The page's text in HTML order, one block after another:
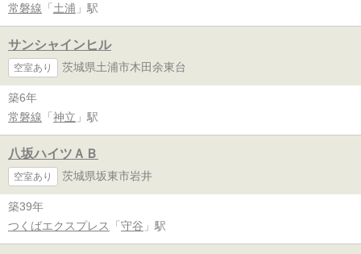
常磐線 「 土浦 」駅
サンシャインヒル
空室あり 茨城県土浦市木田余東台
築6年
常磐線 「 神立 」駅
八坂ハイツＡＢ
空室あり 茨城県坂東市岩井
築39年
つくばエクスプレス
「 守谷 」駅